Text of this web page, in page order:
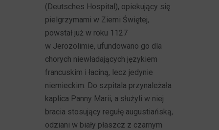
(Deutsches Hospital), opiekujący się
pielgrzymami w Ziemi Świętej,
powstał już w roku 1127
w Jerozolimie, ufundowano go dla
chorych niewładających językiem
francuskim i łaciną, lecz jedynie
niemieckim. Do szpitala przynależała
kaplica Panny Marii, a służyli w niej
bracia stosujący regułę augustiańską,
odziani w biały płaszcz z czarnym